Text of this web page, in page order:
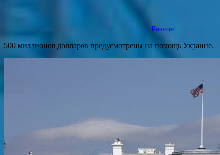
Разное
500 миллионов долларов предусмотрены на помощь Украине.